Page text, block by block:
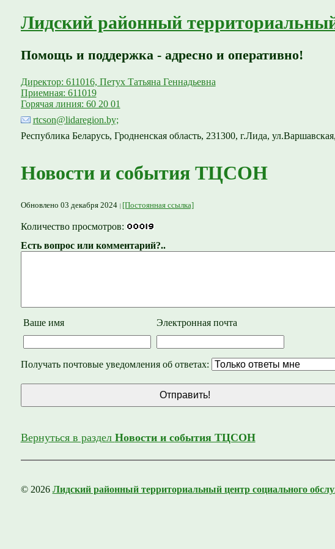
Лидский районный
Помощь и поддержка - адресно и оперативно!
Директор: 611016, Петух Татьяна Геннадьевна
Приемная: 611019
Горячая линия: 60 20 01
rtcson@lidaregion.by;
Республика Беларусь, Гродненская область, 231300, г.Лида,
Новости и события ТЦСОН
Обновлено 03 декабря 2024 [Постоянная ссылка]
Количество просмотров:
Есть вопрос или комментарий?..
Ваше имя Электронная почта
Получать почтовые уведомления об ответах:
Вернуться в раздел Новости и события ТЦСОН
© 2026 Лидский районный территориальный центр социального